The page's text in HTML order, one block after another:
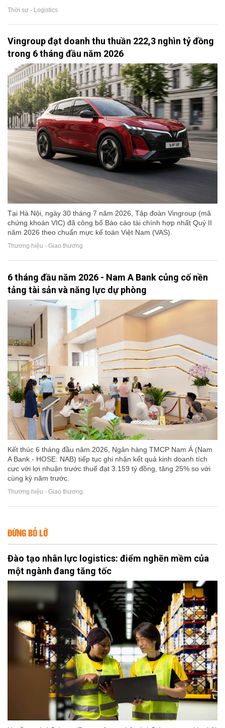
Thời sự - Logistics
Vingroup đạt doanh thu thuần 222,3 nghìn tỷ đồng
trong 6 tháng đầu năm 2026
Tại Hà Nội, ngày 30 tháng 7 năm 2026, Tập đoàn Vingroup (mã
chứng khoán VIC) đã công bố Báo cáo tài chính hợp nhất Quý II
năm 2026 theo chuẩn mực kế toán Việt Nam (VAS).
Thương hiệu - Giao thương
6 tháng đầu năm 2026 - Nam A Bank củng cố nền
tảng tài sản và năng lực dự phòng
Kết thúc 6 tháng đầu năm 2026, Ngân hàng TMCP Nam Á (Nam
A Bank - HOSE: NAB) tiếp tục ghi nhận kết quả kinh doanh tích
cực với lợi nhuận trước thuế đạt 3.159 tỷ đồng, tăng 25% so với
cùng kỳ năm trước.
Thương hiệu - Giao thương
ĐỪNG BỎ LỠ
Đào tạo nhân lực logistics: điểm nghẽn mềm của
một ngành đang tăng tốc